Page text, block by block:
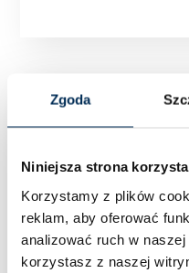
Zgoda
Niniejsza strona
Korzystamy z plików
reklam, aby oferować
analizować ruch w naszej
korzystasz z naszej